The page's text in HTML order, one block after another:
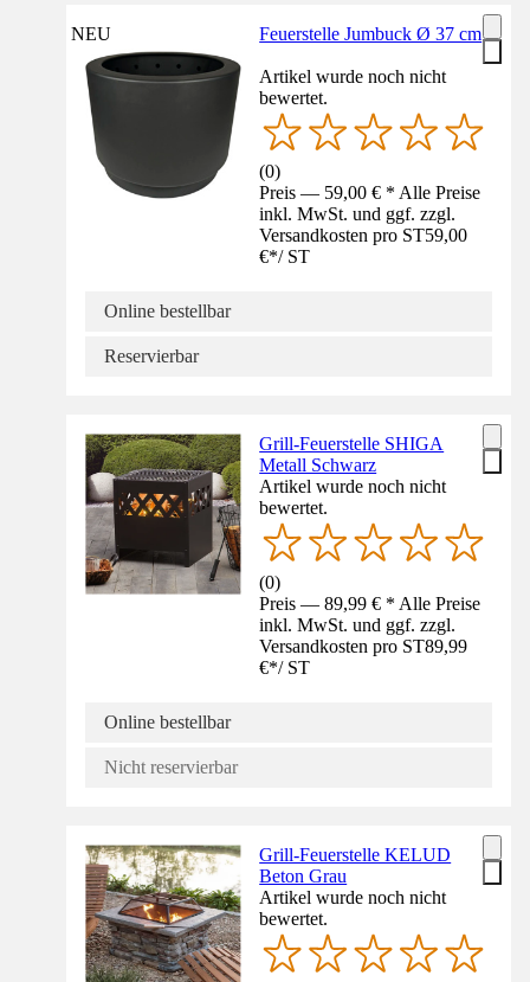
NEU Feuerstelle Jumbuck Ø 37 cm
Artikel wurde noch nicht
bewertet.
(0)
Preis — 59,00 € * Alle Preise
inkl. MwSt. und ggf. zzgl.
Versandkosten pro ST59,00
€*/ ST
Online bestellbar
Reservierbar
Grill-Feuerstelle SHIGA
Metall Schwarz
Artikel wurde noch nicht
bewertet.
(0)
Preis — 89,99 € * Alle Preise
inkl. MwSt. und ggf. zzgl.
Versandkosten pro ST89,99
€*/ ST
Online bestellbar
Nicht reservierbar
Grill-Feuerstelle KELUD
Beton Grau
Artikel wurde noch nicht
bewertet.